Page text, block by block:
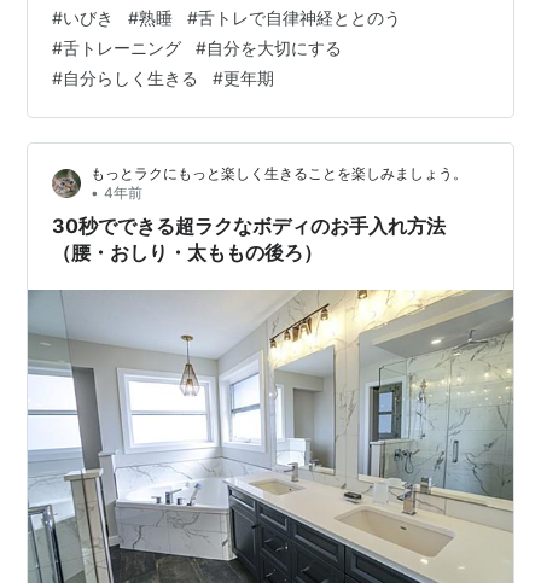
に行ったり不眠解消のお薬を飲みたくないので、自分の
心と体としっかり対話しながら自分の心と体に合ってい
ると感じられる方法を考えて実践してみています。 今回
はこれまでの私がまったく経験したことのないやり方な
のですが、安眠に結びついて…
#いびき #熟睡 #舌トレで自律神経ととのう
#舌トレーニング #自分を大切にする
#自分らしく生きる #更年期
もっとラクにもっと楽しく生きることを楽しみましょう。
• 4年前
30秒でできる超ラクなボディのお手入れ方法
（腰・おしり・太ももの後ろ）